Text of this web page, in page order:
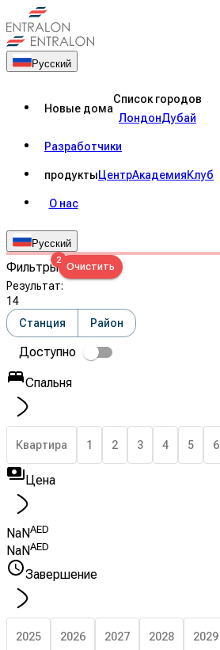
Русский
Новые дома
Список городов
ЛондонДубай
Разработчики
продуктыЦентрАкадемияКлуб
О нас
Русский
Фильтры2
Очистить
Результат:
14
Станция
Район
Доступно
Спальня
Квартира 1 2 3 4 5 6
Цена
NaNAED
NaNAED
Завершение
2025 2026 2027 2028 2029